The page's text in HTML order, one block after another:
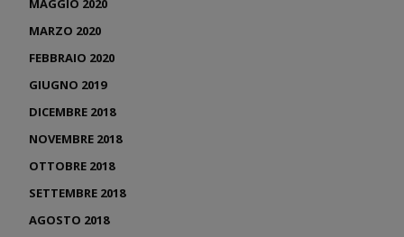
MAGGIO 2020
MARZO 2020
FEBBRAIO 2020
GIUGNO 2019
DICEMBRE 2018
NOVEMBRE 2018
OTTOBRE 2018
SETTEMBRE 2018
AGOSTO 2018